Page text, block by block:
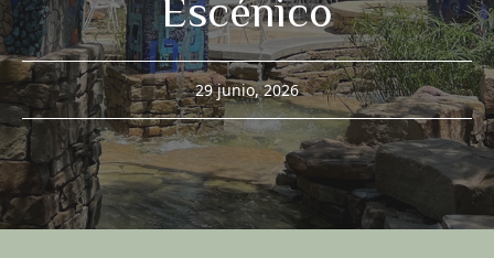
Escénico
29 junio, 2026